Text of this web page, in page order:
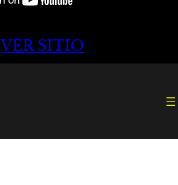
VER SITIO